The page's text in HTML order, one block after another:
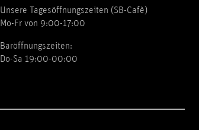
Unsere Tagesöffnungszeiten (SB-Cafè)
Mo-Fr von 9:00-17:00
Baröffnungszeiten:
Do-Sa 19:00-00:00